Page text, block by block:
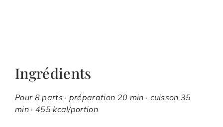
Ingrédients
Pour 8 parts · préparation 20 min · cuisson 35
min · 455 kcal/portion